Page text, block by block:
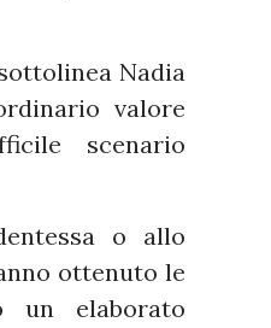
Nadia
valore
scenario
o allo
ottenuto le
un elaborato